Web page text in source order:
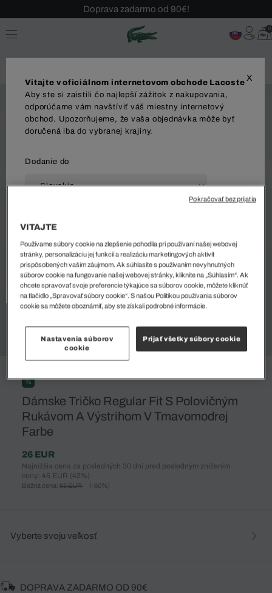
Doprava zadarmo od 90€!
Sezónny výpredaj až -40 %!
Bezplatné vrátenie!
0
%
Dámske Tričko Regular Fit S Polovičným
Rukávom A Výstrihom V Tmavomodrej
Farbe
26 EUR
Najnižšia cena za posledných 30 dní pred posledným znížením
ceny: 45 EUR (42%)
Bežná cena: 65 EUR (-60%)
Vyberte svoju veľkosť
DOPRAVA ZADARMO OD 90€
X
Vitajte v oficiálnom internetovom obchode Lacoste
Aby ste si zaistili čo najlepší zážitok z nakupovania,
odporúčame vám navštíviť váš miestny internetový
obchod. Upozorňujeme, že vaša objednávka môže byť
doručená iba do vybranej krajiny.
Dodanie do
ZAČAŤ NAKUPOVAŤ
VITAJTE
Používame súbory cookie na zlepšenie pohodlia pri používaní našej webovej
stránky, personalizáciu jej funkcií a realizáciu marketingových aktivít
prispôsobených vašim záujmom. Ak súhlasíte s používaním nevyhnutných
súborov cookie na fungovanie našej webovej stránky, kliknite na „Súhlasím“. Ak
chcete spravovať svoje preferencie týkajúce sa súborov cookie, môžete kliknúť
na tlačidlo „Spravovať súbory cookie“. S našou Politikou používania súborov
cookie sa môžete oboznámiť, aby ste získali podrobné informácie.
Nastavenia súborov
cookie
Prijať všetky súbory cookie
Pokračovať bez prijatia